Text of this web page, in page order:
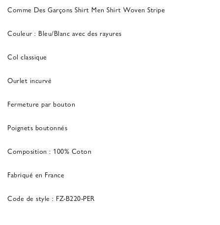
Comme Des Garçons Shirt Men Shirt Woven Stripe
Couleur : Bleu/Blanc avec des rayures
Col classique
Ourlet incurvé
Fermeture par bouton
Poignets boutonnés
Composition : 100% Coton
Fabriqué en France
Code de style : FZ-B220-PER